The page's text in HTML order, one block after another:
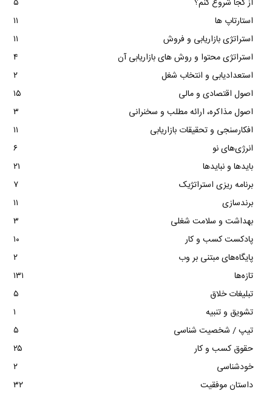
استارتاپ ها
۱۱
استراتژی بازاریابی و فروش
۱۱
استراتژی محتوا و روش های بازاریابی آن
۴
استعدادیابی و انتخاب شغل
۲
اصول اقتصادی و مالی
۱۵
اصول مذاکره، ارائه مطلب و سخنرانی
۳
افکارسنجی و تحقیقات بازاریابی
۱۱
انرژی‌های نو
۶
بایدها و نبایدها
۲۱
برنامه ریزی استراتژیک
۷
برندسازی
۱۱
بهداشت و سلامت شغلی
۳
پادکست کسب و کار
۱۰
پایگاه‌های مبتنی بر وب
۲
تازه‌ها
۱۳۱
تبلیغات خلاق
۵
تشویق و تنبیه
۱
تیپ / شخصیت شناسی
۵
حقوق کسب و کار
۲۵
خودشناسی
۲
داستان موفقیت
۳۲